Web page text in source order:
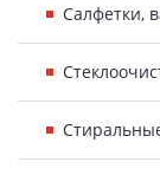
Салфетки,